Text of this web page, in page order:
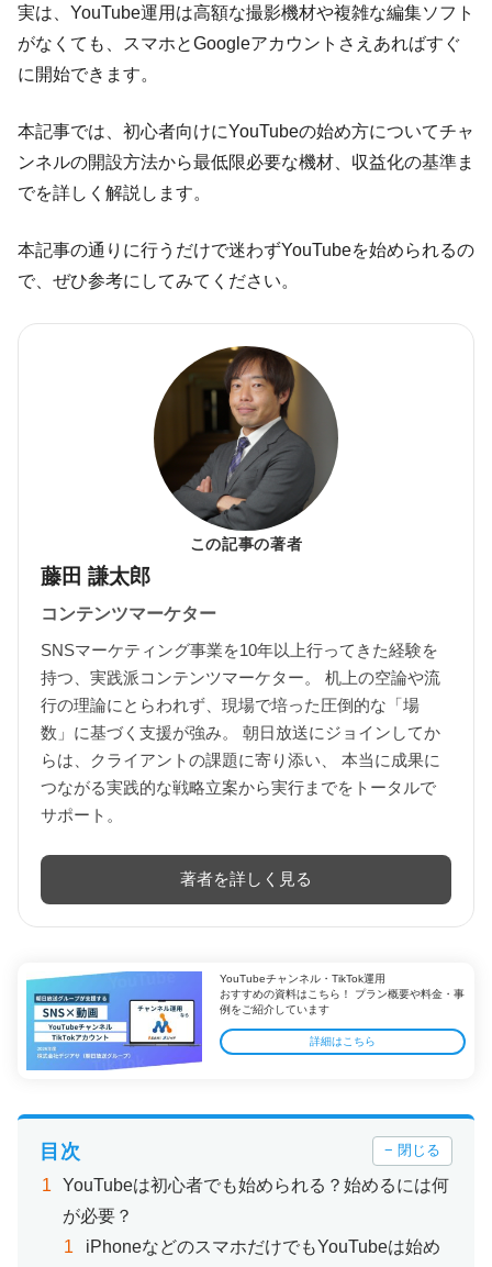
実は、YouTube運用は高額な撮影機材や複雑な編集ソフト
がなくても、スマホとGoogleアカウントさえあればすぐ
に開始できます。
本記事では、初心者向けにYouTubeの始め方についてチャ
ンネルの開設方法から最低限必要な機材、収益化の基準ま
でを詳しく解説します。
本記事の通りに行うだけで迷わずYouTubeを始められるの
で、ぜひ参考にしてみてください。
この記事の著者
藤田 謙太郎
コンテンツマーケター
SNSマーケティング事業を10年以上行ってきた経験を
持つ、実践派コンテンツマーケター。 机上の空論や流
行の理論にとらわれず、現場で培った圧倒的な「場
数」に基づく支援が強み。 朝日放送にジョインしてか
らは、クライアントの課題に寄り添い、 本当に成果に
つながる実践的な戦略立案から実行までをトータルで
サポート。
著者を詳しく見る
YouTubeチャンネル・TikTok運用
おすすめの資料はこちら！ プラン概要や料金・事
例をご紹介しています
詳細はこちら
目次 − 閉じる
YouTubeは初心者でも始められる？始めるには何
が必要？
iPhoneなどのスマホだけでもYouTubeは始め